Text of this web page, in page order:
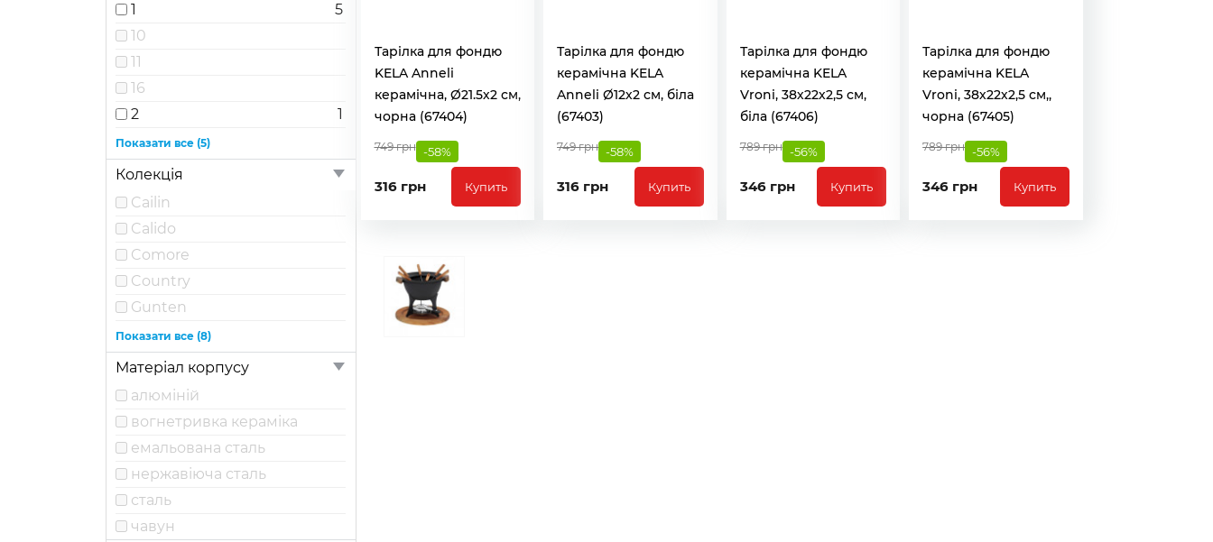
1
5
10
11
16
2
1
3
6
8
9
Показати все (5)
Колекція
Cailin
Calido
Comore
Country
Gunten
Joy
Lancy
Natura
Показати все (8)
Матеріал корпусу
алюміній
вогнетривка кераміка
емальована сталь
нержавіюча сталь
сталь
чавун
Тарілка для фондю
KELA Anneli
керамічна, Ø21.5х2 см,
чорна (67404)
749 грн -58%
316 грн Купить
Тарілка для фондю
керамічна KELA
Anneli Ø12х2 см, біла
(67403)
749 грн -58%
316 грн Купить
Тарілка для фондю
керамічна KELA
Vroni, 38х22х2,5 см,
біла (67406)
789 грн -56%
346 грн Купить
Тарілка для фондю
керамічна KELA
Vroni, 38х22х2,5 см,,
чорна (67405)
789 грн -56%
346 грн Купить